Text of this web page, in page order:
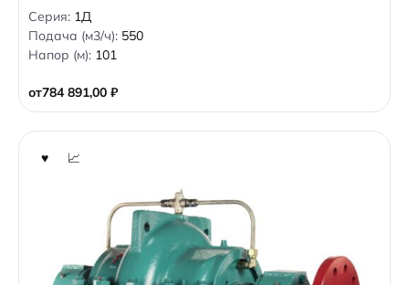
от784 891,00 ₽
0
o
u
t
o
5
Серия: 1Д
Подача (м3/ч): 550
Напор (м): 101